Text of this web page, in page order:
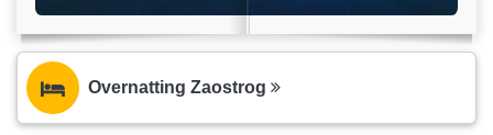
Overnatting Zaostrog